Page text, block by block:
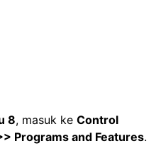
8, masuk ke Control
Programs and Features.